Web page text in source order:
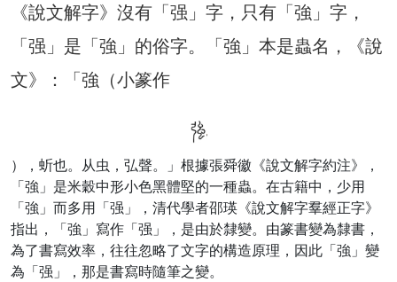
《說文解字》沒有「强」字，只有「強」字，
「强」是「強」的俗字。「強」本是蟲名，《說
文》：「強（小篆作
），蚚也。从虫，弘聲。」根據張舜徽《說文解字約注》，
「強」是米穀中形小色黑體堅的一種蟲。在古籍中，少用
「強」而多用「强」，清代學者邵瑛《說文解字羣經正字》
指出，「強」寫作「强」，是由於隸變。由篆書變為隸書，
為了書寫效率，往往忽略了文字的構造原理，因此「強」變
為「强」，那是書寫時隨筆之變。